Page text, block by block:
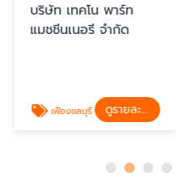
บริษัท เทคโน พาร์ท
แมชชีนเนอรี จำกัด
เฟืองชลบุรี ดูรายละเอียด